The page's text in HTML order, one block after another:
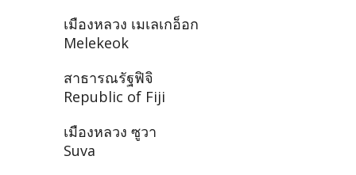
เมืองหลวง เมเลเกอ็อก
Melekeok
สาธารณรัฐฟิจิ
Republic of Fiji
เมืองหลวง ซูวา
Suva